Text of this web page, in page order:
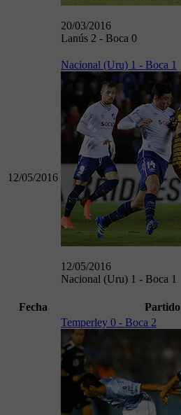
20/03/2016
Lanús 2 - Boca 0
12/05/2016
Nacional (Uru) 1 - Boca 1
12/05/2016
Nacional (Uru) 1 - Boca 1
Fecha Partido
Temperley 0 - Boca 2